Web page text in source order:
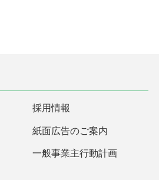
採用情報
紙面広告のご案内
一般事業主行動計画